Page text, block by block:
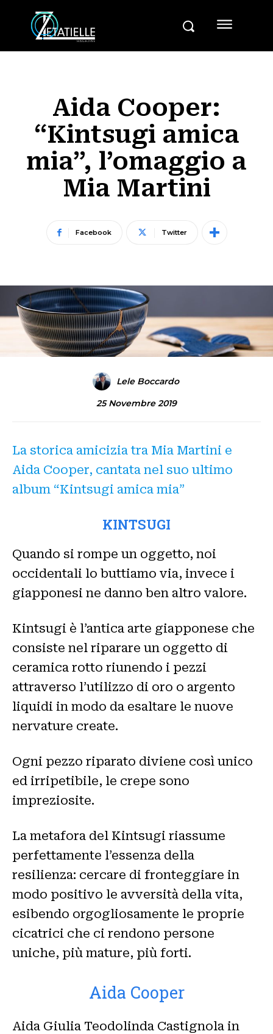
Aida Cooper:
“Kintsugi amica
mia”, l’omaggio a
Mia Martini
Facebook Twitter
Lele Boccardo
25 Novembre 2019
La storica amicizia tra Mia Martini e
Aida Cooper, cantata nel suo ultimo
album “Kintsugi amica mia”
KINTSUGI
Quando si rompe un oggetto, noi
occidentali lo buttiamo via, invece i
giapponesi ne danno ben altro valore.
Kintsugi è l’antica arte giapponese che
consiste nel riparare un oggetto di
ceramica rotto riunendo i pezzi
attraverso l’utilizzo di oro o argento
liquidi in modo da esaltare le nuove
nervature create.
Ogni pezzo riparato diviene così unico
ed irripetibile, le crepe sono
impreziosite.
La metafora del Kintsugi riassume
perfettamente l’essenza della
resilienza: cercare di fronteggiare in
modo positivo le avversità della vita,
esibendo orgogliosamente le proprie
cicatrici che ci rendono persone
uniche, più mature, più forti.
Aida Cooper
Aida Giulia Teodolinda Castignola in